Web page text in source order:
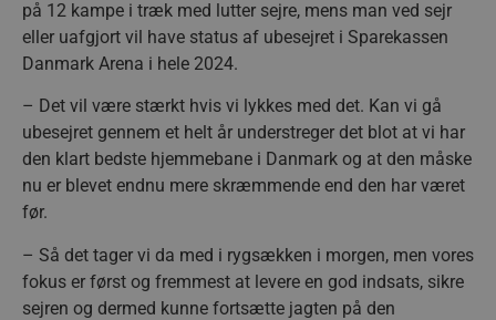
på 12 kampe i træk med lutter sejre, mens man ved sejr
eller uafgjort vil have status af ubesejret i Sparekassen
Danmark Arena i hele 2024.
– Det vil være stærkt hvis vi lykkes med det. Kan vi gå
ubesejret gennem et helt år understreger det blot at vi har
den klart bedste hjemmebane i Danmark og at den måske
nu er blevet endnu mere skræmmende end den har været
før.
– Så det tager vi da med i rygsækken i morgen, men vores
fokus er først og fremmest at levere en god indsats, sikre
sejren og dermed kunne fortsætte jagten på den